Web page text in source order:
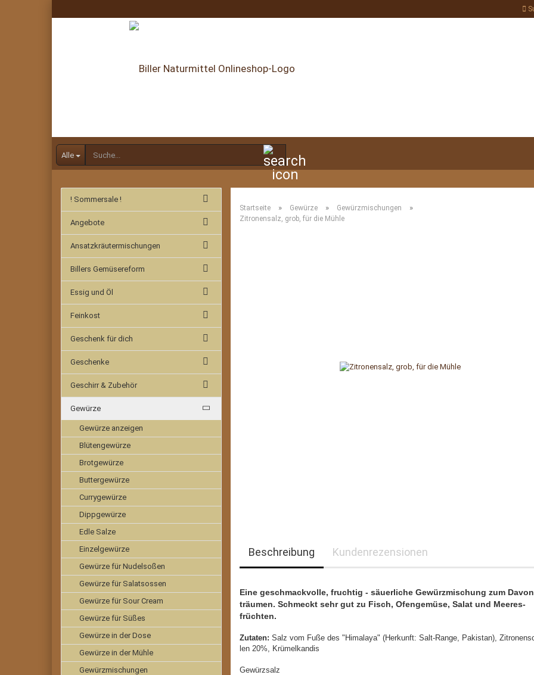
Alle
Startseite » Gewürze » Gewürzmischungen »
Zitronensalz, grob, für die Mühle
Beschreibung Kundenrezensionen
Eine geschmackvolle, fruchtig - säuerliche Gewürzmischung zum
träumen. Schmeckt sehr gut zu Fisch, Ofengemüse, Salat und Meeres-
früchten.
Zutaten: Salz vom Fuße des "Himalaya" (Herkunft: Salt-Range, Pakistan),
len 20%, Krümelkandis
Gewürzsalz
! Sommersale !
Angebote
Ansatzkräutermischungen
Billers Gemüsereform
Essig und Öl
Feinkost
Geschenk für dich
Geschenke
Geschirr & Zubehör
Gewürze
Gewürze anzeigen
Blütengewürze
Brotgewürze
Buttergewürze
Currygewürze
Dippgewürze
Edle Salze
Einzelgewürze
Gewürze für Nudelsoßen
Gewürze für Salatsossen
Gewürze für Sour Cream
Gewürze für Süßes
Gewürze in der Dose
Gewürze in der Mühle
Gewürzmischungen